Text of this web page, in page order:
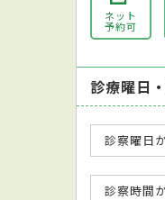
ネット
予約可
診療曜日
診察曜日
診察時間